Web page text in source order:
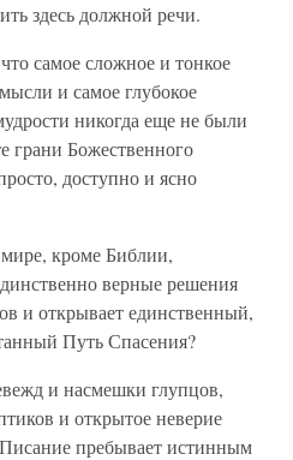
здесь должной речи.
самое сложное и тонкое
и самое глубокое
никогда еще не были
грани Божественного
доступно и ясно
кроме Библии,
верные решения
и открывает единственный,
Путь Спасения?
и насмешки глупцов,
и открытое неверие
пребывает истинным